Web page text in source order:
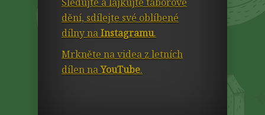
dění, sdílejte své oblíbené
dílny naInstagramu.
Mrkněte na videa z letních
dílen naYouTube.